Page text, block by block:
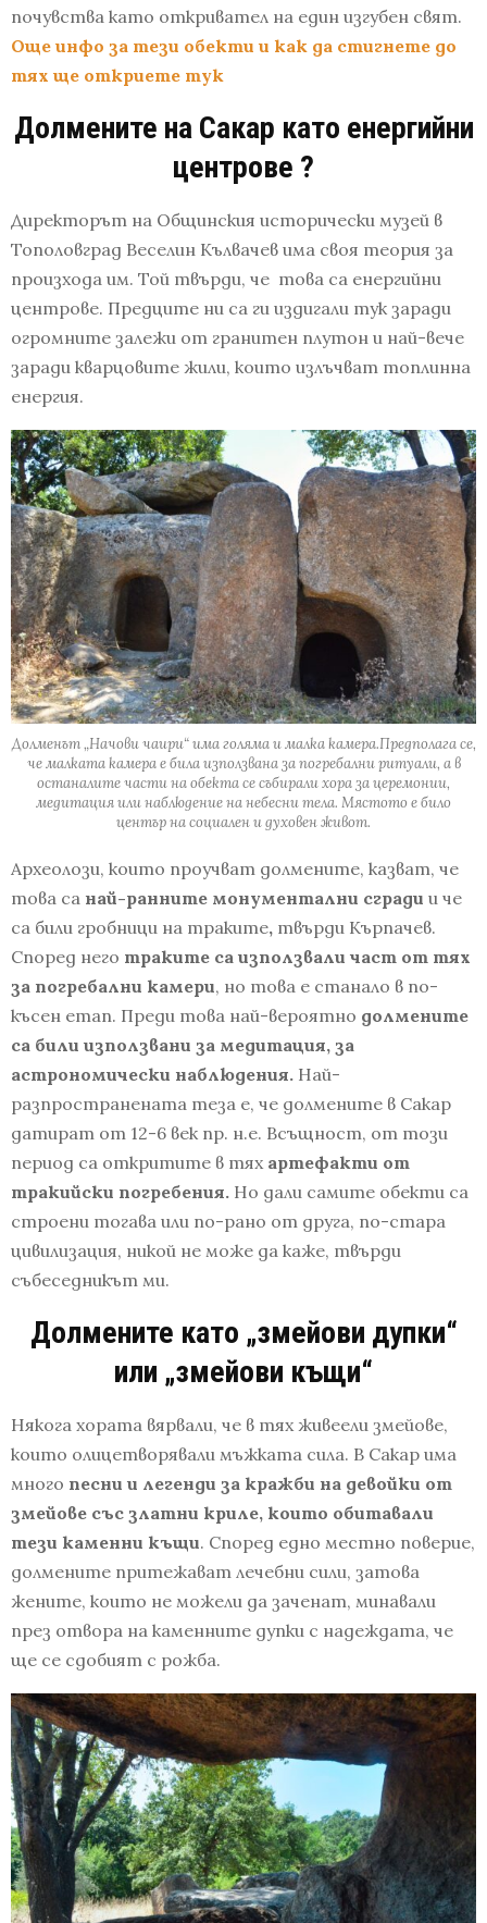
почувства като откривател на един изгубен свят.
Още инфо за тези обекти и как да стигнете до
тях ще откриете тук
Долмените на Сакар като енергийни
центрове ?
Директорът на Общинския исторически музей в
Тополовград Веселин Кълвачев има своя теория за
произхода им. Той твърди, че това са енергийни
центрове. Предците ни са ги издигали тук заради
огромните залежи от гранитен плутон и най-вече
заради кварцовите жили, които излъчват топлинна
енергия.
Долменът „Начови чаири“ има голяма и малка камера.Предполага се,
че малката камера е била използвана за погребални ритуали, а в
останалите части на обекта се събирали хора за церемонии,
медитация или наблюдение на небесни тела. Мястото е било
център на социален и духовен живот.
Археолози, които проучват долмените, казват, че
това са най-ранните монументални сгради и че
са били гробници на траките, твърди Кърпачев.
Според него траките са използвали част от тях
за погребални камери, но това е станало в по-
късен етап. Преди това най-вероятно долмените
са били използвани за медитация, за
астрономически наблюдения. Най-
разпространената теза е, че долмените в Сакар
датират от 12-6 век пр. н.е. Всъщност, от този
период са откритите в тях артефакти от
тракийски погребения. Но дали самите обекти са
строени тогава или по-рано от друга, по-стара
цивилизация, никой не може да каже, твърди
събеседникът ми.
Долмените като „змейови дупки“
или „змейови къщи“
Някога хората вярвали, че в тях живеели змейове,
които олицетворявали мъжката сила. В Сакар има
много песни и легенди за кражби на девойки от
змейове със златни криле, които обитавали
тези каменни къщи. Според едно местно поверие,
долмените притежават лечебни сили, затова
жените, които не можели да заченат, минавали
през отвора на каменните дупки с надеждата, че
ще се сдобият с рожба.